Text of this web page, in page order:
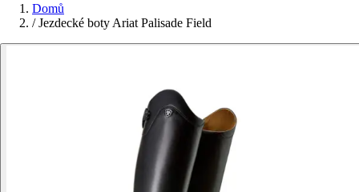
Domů
/ Jezdecké boty Ariat Palisade Field